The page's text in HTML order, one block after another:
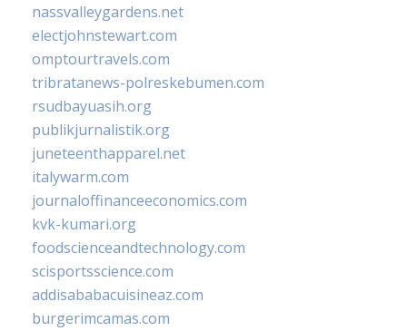
nassvalleygardens.net
electjohnstewart.com
omptourtravels.com
tribratanews-polreskebumen.com
rsudbayuasih.org
publikjurnalistik.org
juneteenthapparel.net
italywarm.com
journaloffinanceeconomics.com
kvk-kumari.org
foodscienceandtechnology.com
scisportsscience.com
addisababacuisineaz.com
burgerimcamas.com